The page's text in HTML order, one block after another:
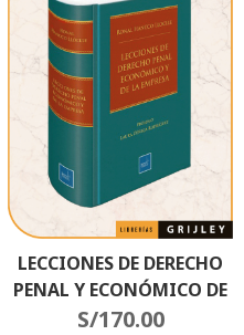
Por La Ley N.º 31307
LECCIONES DE DERECHO
PENAL Y ECONÓMICO DE
LA EMPRESA
S/170.00